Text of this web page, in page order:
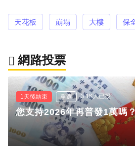
天花板 崩塌 大樓 保
網路投票
1天後結束 單選 3.1K人已投
您支持2026年再普發1萬嗎